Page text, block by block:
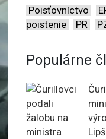
Poisťovníctvo
poistenie
PR
Populárne